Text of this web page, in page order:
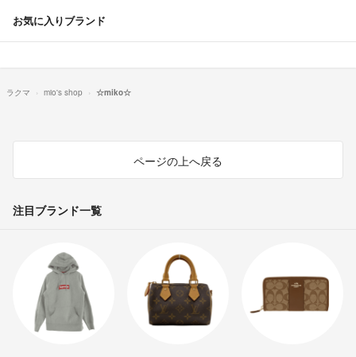
お気に入りブランド
ラクマ mio's shop ☆miko☆
ページの上へ戻る
注目ブランド一覧